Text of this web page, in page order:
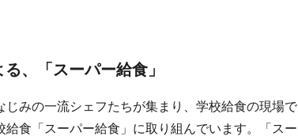
、「スーパー給食」
じみの一流シェフたちが集まり、学校給食の現場で
給食「スーパー給食」に取り組んでいます。「スー